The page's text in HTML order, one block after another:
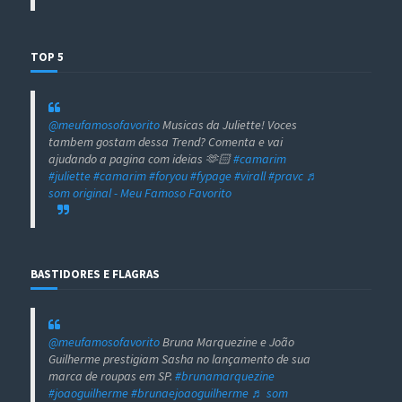
TOP 5
@meufamosofavoritoMusicas da Juliette! Voces
tambem gostam dessa Trend? Comenta e vai
ajudando a pagina com ideias 🫶🏻#camarim
#juliette#camarim#foryou#fypage#virall#pravc ♬
som original - Meu Famoso Favorito
BASTIDORES E FLAGRAS
@meufamosofavoritoBruna Marquezine e João
Guilherme prestigiam Sasha no lançamento de sua
marca de roupas em SP. #brunamarquezine
#joaoguilherme#brunaejoaoguilherme ♬ som